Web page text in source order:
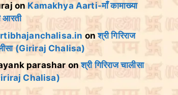
on Kamakhya Aarti-माँ कामाख्या
आरती
onश्री गिरिराज
(Giriraj Chalisa)
parasharonश्री गिरिराज चालीसा
Chalisa)